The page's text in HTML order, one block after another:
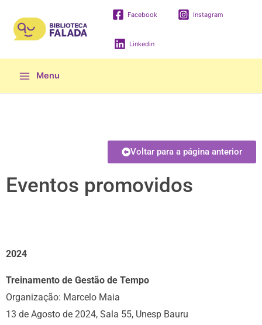
Facebook Instagram
Linkedin
Menu
Voltar para a página anterior
Eventos promovidos
2024
Treinamento de Gestão de Tempo
Organização: Marcelo Maia
13 de Agosto de 2024, Sala 55, Unesp Bauru